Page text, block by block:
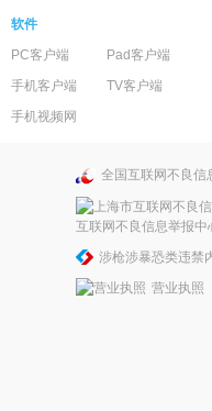
软件
PC客户端
Pad客户端
手机客户端
TV客户端
手机视频网
全国互联网不良信
互联网不良信息举报中
涉枪涉暴恐类违禁
营业执照